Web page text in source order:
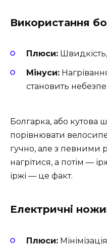
Використання
Плюси:
Мінуси:
становить
Болгарка, або
порівнювати
гучно, але з певними
нагрітися, а потім —
іржі — це факт.
Електричні
Плюси: